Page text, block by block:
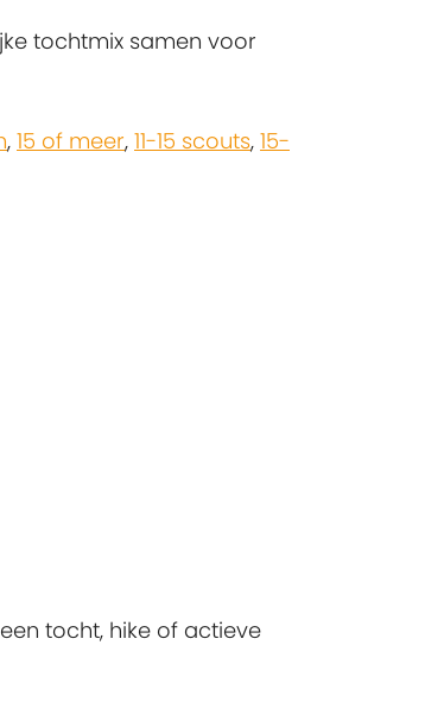
tochtmix samen voor
, 15 of meer, 11-15 scouts, 15-
tocht, hike of actieve